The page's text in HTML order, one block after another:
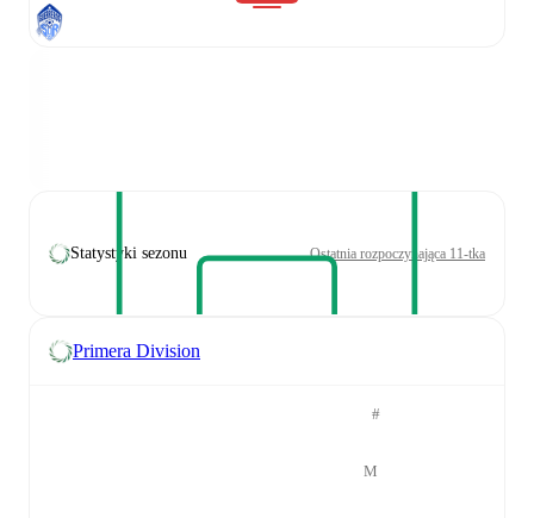
Statystyki sezonu Ostatnia rozpoczynająca 11-tka
Primera Division
#
M